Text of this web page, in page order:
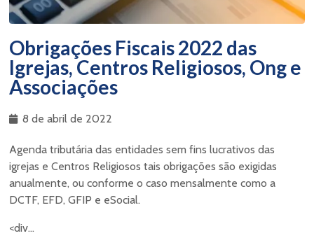
Obrigações Fiscais 2022 das
Igrejas, Centros Religiosos, Ong e
Associações
8 de abril de 2022
Agenda tributária das entidades sem fins lucrativos das
igrejas e Centros Religiosos tais obrigações são exigidas
anualmente, ou conforme o caso mensalmente como a
DCTF, EFD, GFIP e eSocial.
<div...